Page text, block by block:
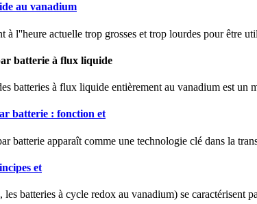
au vanadium
à l''heure actuelle trop grosses et trop lourdes pour être
batterie à flux liquide
batteries à flux liquide entièrement au vanadium est un
batterie : fonction et
batterie apparaît comme une technologie clé dans la
et
batteries à cycle redox au vanadium) se caractérisent